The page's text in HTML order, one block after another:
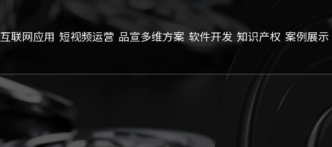
互联网应用 短视频运营 品宣多维方案 软件开发 知识产权 案例展示